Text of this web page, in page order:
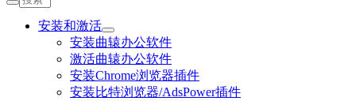
安装和激活
安装曲辕办公软件
激活曲辕办公软件
安装Chrome浏览器插件
安装比特浏览器/AdsPower插件